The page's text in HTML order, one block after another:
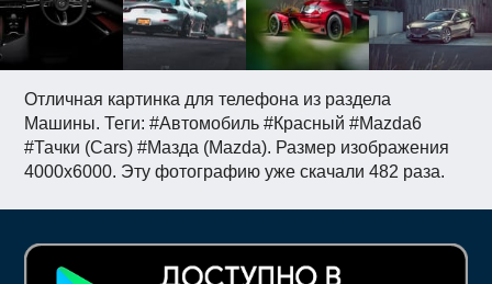
Отличная картинка для телефона из раздела
Машины. Теги: #Автомобиль #Красный #Mazda6
#Тачки (Cars) #Мазда (Mazda). Размер изображения
4000x6000. Эту фотографию уже скачали 482 раза.